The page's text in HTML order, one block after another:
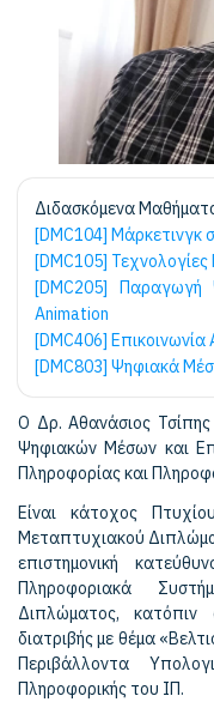
Διδασκόμενα
[DMC104] Μάρκετινγκ
[DMC105]
[DMC205] Παραγωγή
Animation
[DMC406]
[DMC803] Ψηφιακά
Ο Δρ. Αθανάσιος Τσίπης
Ψηφιακών Μέσων και
Πληροφορίας και
Είναι κάτοχος
Μεταπτυχιακού
επιστημονική
Πληροφοριακά
Διπλώματος, κατόπιν
διατριβής με θέμα
Περιβάλλοντα
Πληροφορικής του ΙΠ.